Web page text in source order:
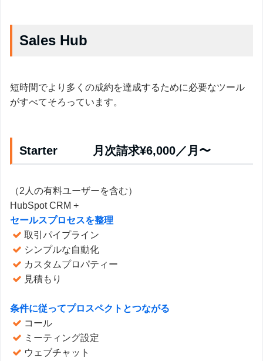
Sales Hub
短時間でより多くの成約を達成するために必要なツール
がすべてそろっています。
Starter 月次請求¥6,000／月〜
（2人の有料ユーザーを含む）
HubSpot CRM +
セールスプロセスを整理
取引パイプライン
シンプルな自動化
カスタムプロパティー
見積もり
条件に従ってプロスペクトとつながる
コール
ミーティング設定
ウェブチャット